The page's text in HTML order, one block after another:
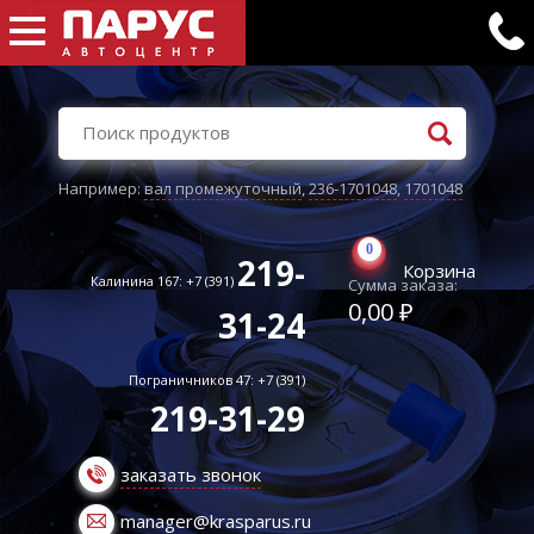
Например:вал промежуточный,236-1701048,1701048
Калинина 167: +7 (391) 219-
31-24
Пограничников 47: +7 (391)
219-31-29
заказать звонок
manager@krasparus.ru
0
Корзина
Сумма заказа:
0,00 ₽